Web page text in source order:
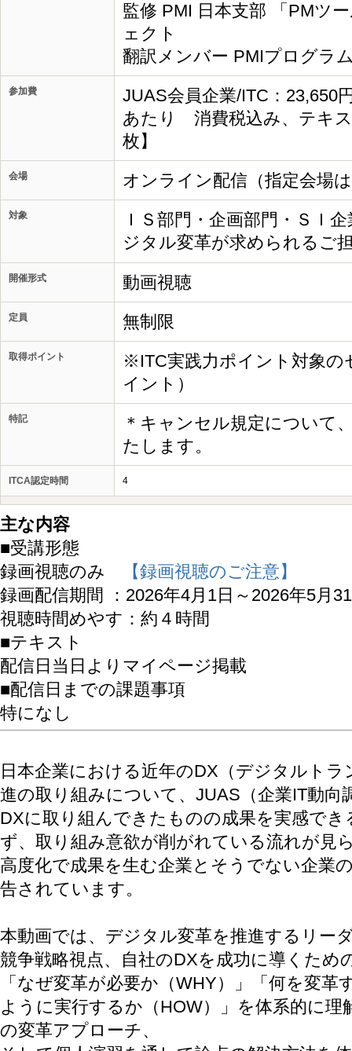
監修 PMI 日本支部 「PMツ
ェクト
翻訳メンバー PMIプログラ
参加費
JUAS会員企業/ITC：23,650
あたり 消費税込み、テキ
枚】
会場 オンライン配信（指定会場
対象
ＩＳ部門・企画部門・ＳＩ
ジタル変革が求められるご
開催形式 動画視聴
定員 無制限
取得ポイント
※ITC実践力ポイント対象の
イント）
特記
＊キャンセル規定について
たします。
ITCA認定時間 4
主な内容
■受講形態
録画視聴のみ
【録画視聴のご注意】
録画配信期間 ：2026年4月1日～2026年5月
視聴時間めやす：約４時間
■テキスト
配信日当日よりマイページ掲載
■配信日までの課題事項
特になし
日本企業における近年のDX（デジタルト
進の取り組みについて、JUAS（企業IT動向
DXに取り組んできたものの成果を実感で
ず、取り組み意欲が削がれている流れが見
高度化で成果を生む企業とそうでない企業
告されています。
本動画では、デジタル変革を推進するリー
競争戦略視点、自社のDXを成功に導くため
「なぜ変革が必要か（WHY）」「何を変革
ように実行するか（HOW）」を体系的に
の変革アプローチ、